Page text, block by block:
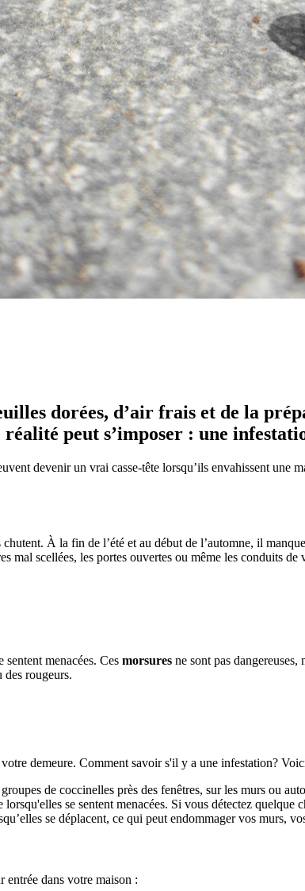
dorées, d’air frais et de la
peut s’imposer : une
devenir un vrai casse-tête lorsqu’ils envahissent
À la fin de l’été et au début de l’automne, il
mal scellées, les portes ouvertes ou même les conduits
menacées. Ces morsures ne sont pas
des rougeurs.
demeure. Comment savoir s'il y a une infestation?
de coccinelles près des fenêtres, sur les murs ou
se sentent menacées. Si vous détectez quelque
se déplacent, ce qui peut endommager vos murs,
dans votre maison :